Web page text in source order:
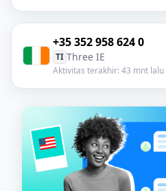
+35 352 958 624 0
TI Three IE
Aktivitas terakhir: 43 mnt lalu